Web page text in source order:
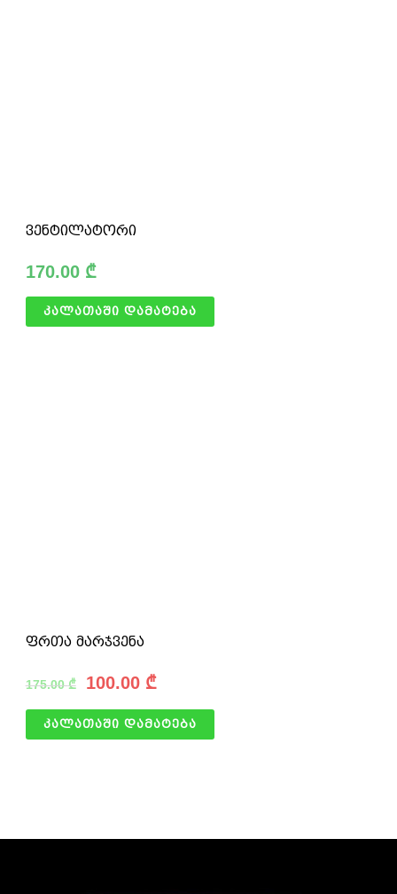
ვენტილატორი
170.00 ₾
კალათაში დამატება
ფრთა მარჯვენა
175.00₾ 100.00 ₾
კალათაში დამატება